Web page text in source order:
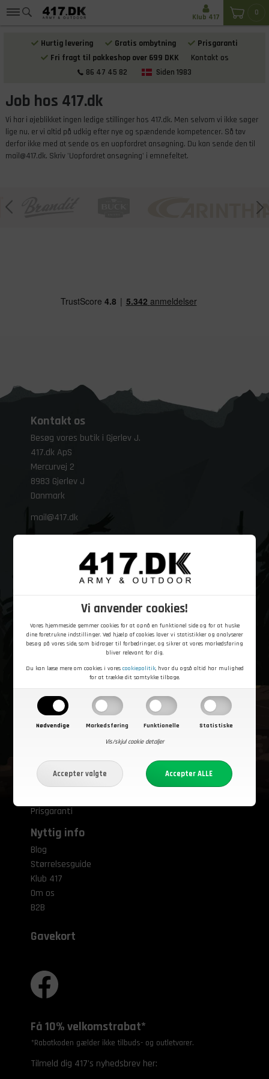
Vi anvender cookies!
Vores hjemmeside gemmer cookies for at opnå en funktionel side og for at huske
dine foretrukne indstillinger. Ved hjælp af cookies laver vi statistikker og analyserer
besøg på vores side, som bidrager til forbedringer, og sikrer at vores markedsføring
bliver relevant for dig.
Du kan læse mere om cookies i vores cookiepolitik, hvor du også altid har mulighed
for at trække dit samtykke tilbage.
Nødvendige Markedsføring Funktionelle
Statistiske
Vis/skjul cookie detaljer
Hurtig levering Gratis ombytning
Prisgaranti
Fri fragt til pakkeshop over 699 DKK
Kontakt os
86 47 45 82
Siden 1983
0
Klub 417
Job hos 417.dk
Vi har i øjeblikket ingen ledige stillinger hos 417.dk. Men selvom vi ikke søger
lige nu, er vi altid på udkig efter nye og spændende kompetencer. Så tøv
derfor ikke med at sende os en uopfordret ansøgning. Du kan sende den til
mail@417.dk. Skriv 'Uopfordret ansøgning' i emnefeltet.
Kontakt os
Besøg vores butik i Gjerlev J.
417.dk ApS
Mercurvej 2
8983 Gjerlev J
Danmark
mail@417.dk
Åbningstider
10.00 – 16.30
Onsdag
10.00 – 16.30
10.00 – 16.30
Lørdag
10.00 – 15.00
Søn- og helligdage
Lukket
Det praktiske
Sådan handler du
FAQ
Cookiepolitik
Handelsbetingelser
Betaling
Fragt og levering
Prisgaranti
Nyttig info
Blog
Størrelsesguide
Klub 417
Om os
B2B
Gavekort
Få 10% velkomstrabat*
*Rabatkoden gælder ikke tilbuds- og outletvarer.
Tilmeld dig 417's nyhedsbrev her: